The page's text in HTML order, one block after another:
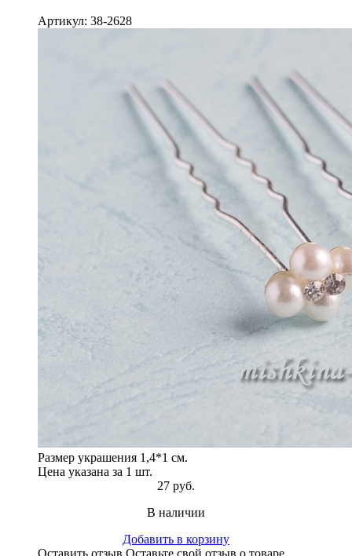
Артикул: 38-2628
Размер украшения 1,4*1 см.
Цена указана за 1 шт.
27 руб.
В наличии
Добавить в корзину
Оставить отзыв Оставьте свой отзыв о товаре